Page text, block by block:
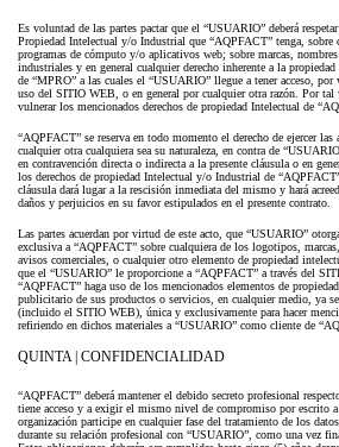
Es voluntad de las partes pactar que el “USUARIO” deberá
Propiedad Intelectual y/o Industrial que “AQPFACT” tenga, sobre
programas de cómputo y/o aplicativos web; sobre marcas,
industriales y en general cualquier derecho inherente a la
de “MPRO” a las cuales el “USUARIO” llegue a tener acceso,
uso del SITIO WEB, o en general por cualquier otra razón. Por
vulnerar los mencionados derechos de propiedad Intelectual de
“AQPFACT” se reserva en todo momento el derecho de ejercer
cualquier otra cualquiera sea su naturaleza, en contra de
en contravención directa o indirecta a la presente cláusula o en
los derechos de propiedad Intelectual y/o Industrial de
cláusula dará lugar a la rescisión inmediata del mismo y hará
daños y perjuicios en su favor estipulados en el presente contrato.
Las partes acuerdan por virtud de este acto, que “USUARIO”
exclusiva a “AQPFACT” sobre cualquiera de los logotipos,
avisos comerciales, o cualquier otro elemento de propiedad
que el “USUARIO” le proporcione a “AQPFACT” a través del
“AQPFACT” haga uso de los mencionados elementos de
publicitario de sus productos o servicios, en cualquier medio, ya
(incluido el SITIO WEB), única y exclusivamente para hacer
refiriendo en dichos materiales a “USUARIO” como cliente de
QUINTA | CONFIDENCIALIDAD
“AQPFACT” deberá mantener el debido secreto profesional
tiene acceso y a exigir el mismo nivel de compromiso por escrito
organización participe en cualquier fase del tratamiento de los
durante su relación profesional con “USUARIO”, como una vez